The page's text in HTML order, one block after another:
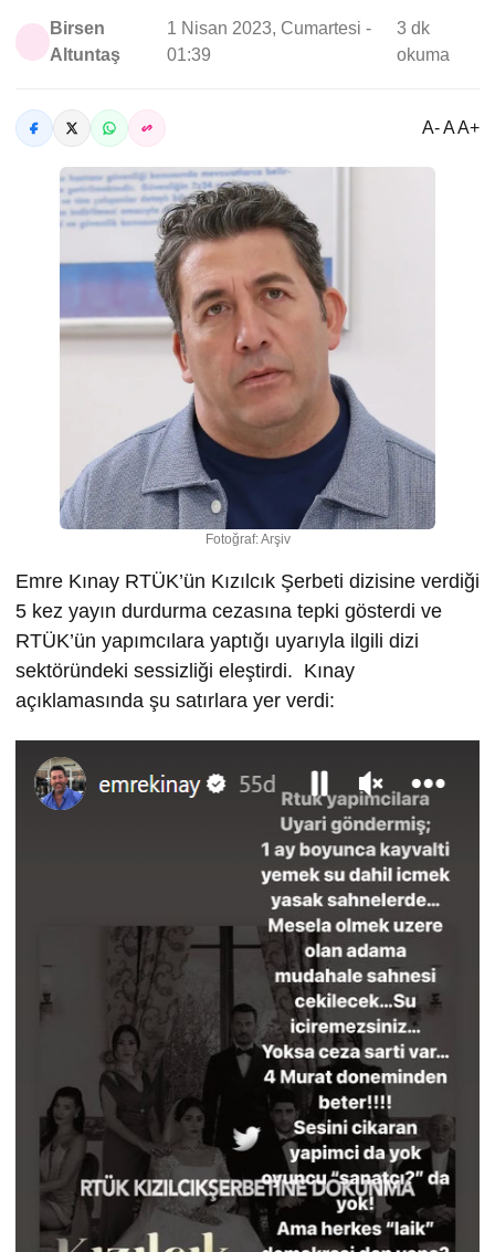
Birsen
Altuntaş
1 Nisan 2023, Cumartesi -
01:39
3 dk
okuma
A- A A+
Fotoğraf: Arşiv
Emre Kınay RTÜK’ün Kızılcık Şerbeti dizisine verdiği
5 kez yayın durdurma cezasına tepki gösterdi ve
RTÜK’ün yapımcılara yaptığı uyarıyla ilgili dizi
sektöründeki sessizliği eleştirdi. Kınay
açıklamasında şu satırlara yer verdi: